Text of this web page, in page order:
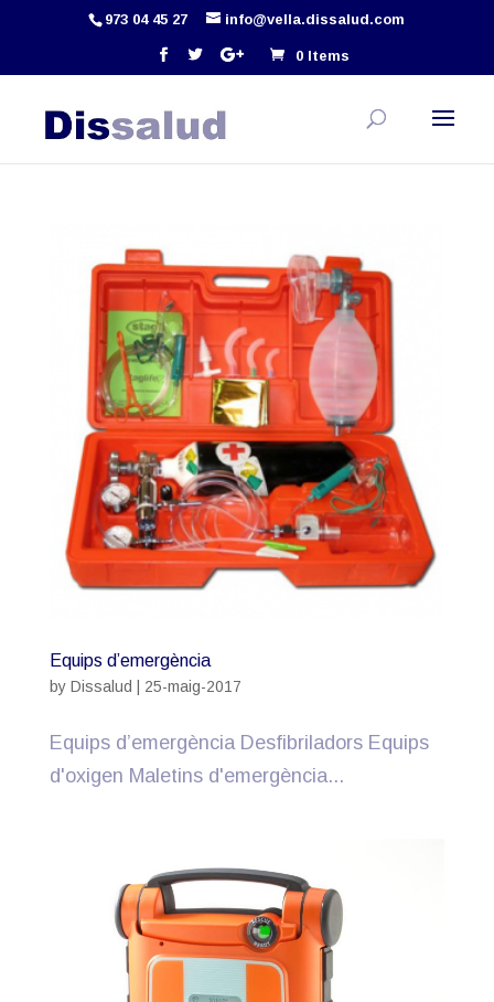
973 04 45 27 info@vella.dissalud.com
0 Items
Equips d’emergència
by Dissalud 25-maig-2017
Equips d’emergència Desfibriladors Equips
d'oxigen Maletins d'emergència...